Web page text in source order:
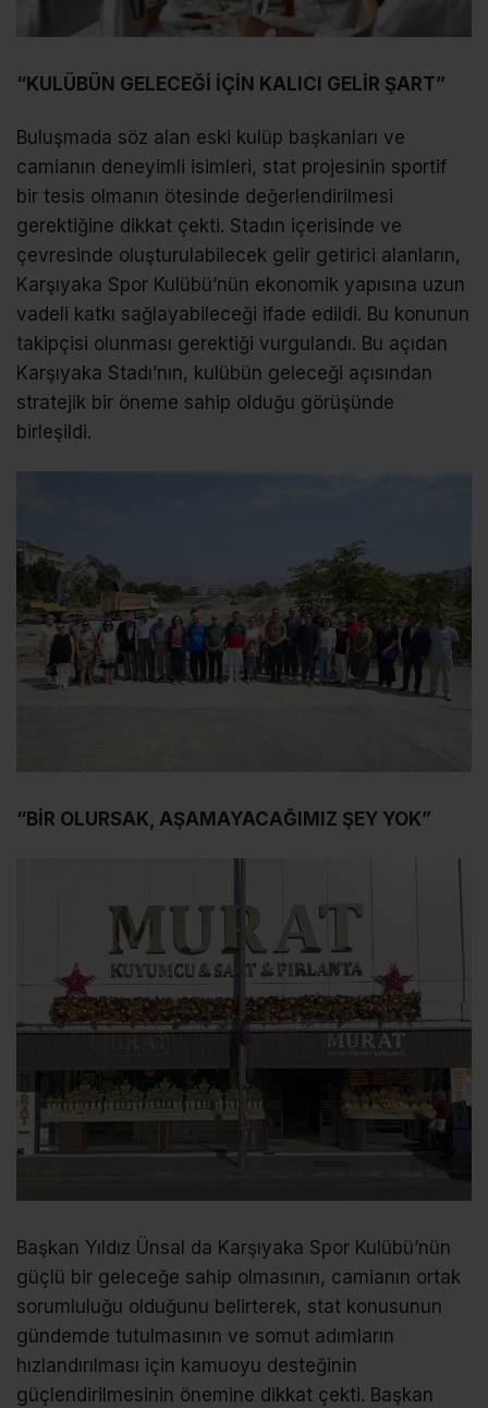
“KULÜBÜN GELECEĞİ İÇİN KALICI GELİR ŞART”
Buluşmada söz alan eski kulüp başkanları ve
camianın deneyimli isimleri, stat projesinin sportif
bir tesis olmanın ötesinde değerlendirilmesi
gerektiğine dikkat çekti. Stadın içerisinde ve
çevresinde oluşturulabilecek gelir getirici alanların,
Karşıyaka Spor Kulübü’nün ekonomik yapısına uzun
vadeli katkı sağlayabileceği ifade edildi. Bu konunun
takipçisi olunması gerektiği vurgulandı. Bu açıdan
Karşıyaka Stadı’nın, kulübün geleceği açısından
stratejik bir öneme sahip olduğu görüşünde
birleşildi.
“BİR OLURSAK, AŞAMAYACAĞIMIZ ŞEY YOK”
Başkan Yıldız Ünsal da Karşıyaka Spor Kulübü’nün
güçlü bir geleceğe sahip olmasının, camianın ortak
sorumluluğu olduğunu belirterek, stat konusunun
gündemde tutulmasının ve somut adımların
hızlandırılması için kamuoyu desteğinin
güçlendirilmesinin önemine dikkat çekti. Başkan